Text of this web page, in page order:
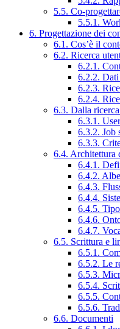
5.5. Co-
5.5.1.
6. Progettazione dei
6.1. Cos’è il
6.2. Ricerca
6.2.1.
6.2.2.
6.2.3.
6.2.4.
6.3. Dalla
6.3.1.
6.3.2. Job
6.3.3.
6.4. Architettura
6.4.1.
6.4.2.
6.4.3.
6.4.4.
6.4.5.
6.4.6.
6.4.7.
6.5. Scrittura e
6.5.1.
6.5.2. Le
6.5.3.
6.5.4.
6.5.5.
6.5.6.
6.6. Documenti